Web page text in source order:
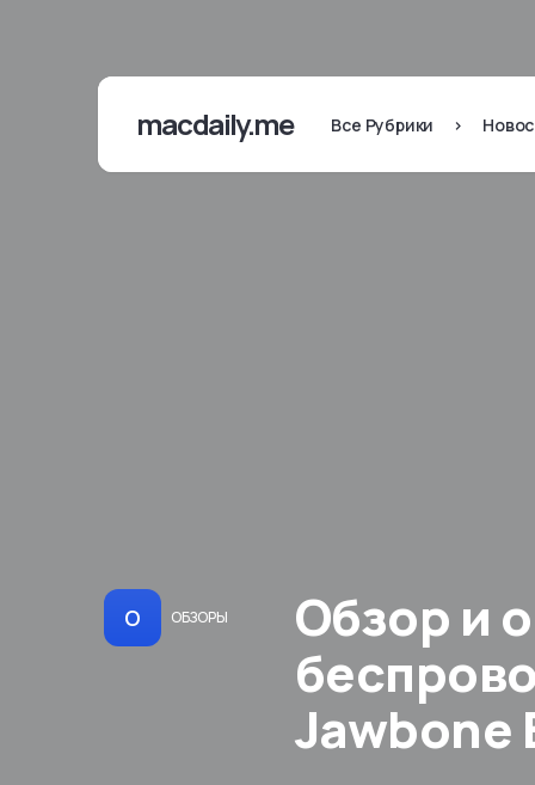
macdaily.me Все Рубрики >
О ОБЗОРЫ
Обзор и
Jawbone